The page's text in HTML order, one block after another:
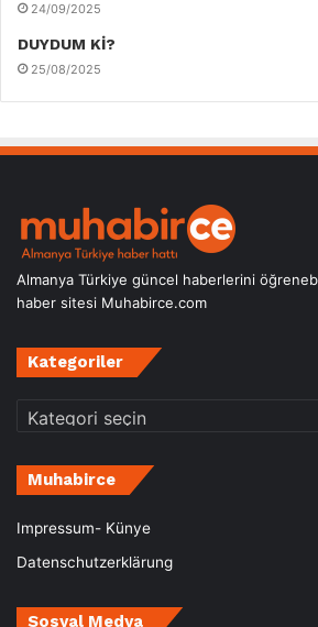
24/09/2025
DUYDUM Kİ?
25/08/2025
Almanya Türkiye güncel haberlerini
haber sitesi Muhabirce.com
Kategoriler
Kategoriler
Muhabirce
Impressum- Künye
Datenschutzerklärung
Sosyal Medya